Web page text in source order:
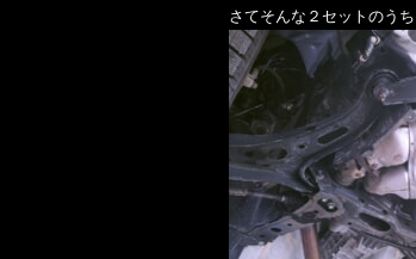
さてそんな２セットのう